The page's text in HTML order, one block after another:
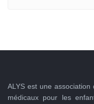
ALYS est une
médicaux pour les